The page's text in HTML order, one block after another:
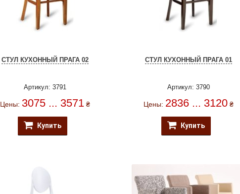
СТУЛ КУХОННЫЙ ПРАГА 02
Артикул: 3791
Цены: 3075 ... 3571 ₴
Купить
СТУЛ КУХОННЫЙ ПРАГА 01
Артикул: 3790
Цены: 2836 ... 3120 ₴
Купить